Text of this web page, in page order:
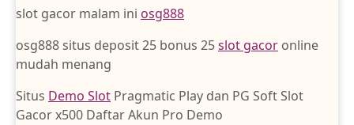
slot gacor malam ini osg888
osg888 situs deposit 25 bonus 25slot gacor online
mudah menang
Situs Demo Slot Pragmatic Play dan PG Soft Slot
Gacor x500 Daftar Akun Pro Demo